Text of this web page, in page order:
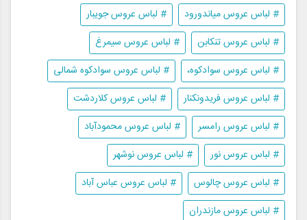
# لباس عروس میاندورود
# لباس عروس جویبار
# لباس عروس تنکابن
# لباس عروس سیمرغ
# لباس عروس سوادکوه،
# لباس عروس سوادکوه شمالی
# لباس عروس فریدونکنار
# لباس عروس کلاردشت
# لباس عروس رامسر
# لباس عروس محمودآباد
# لباس عروس نور
# لباس عروس نوشهر
# لباس عروس چالوس
# لباس عروس عباس آباد
# لباس عروس مازندران